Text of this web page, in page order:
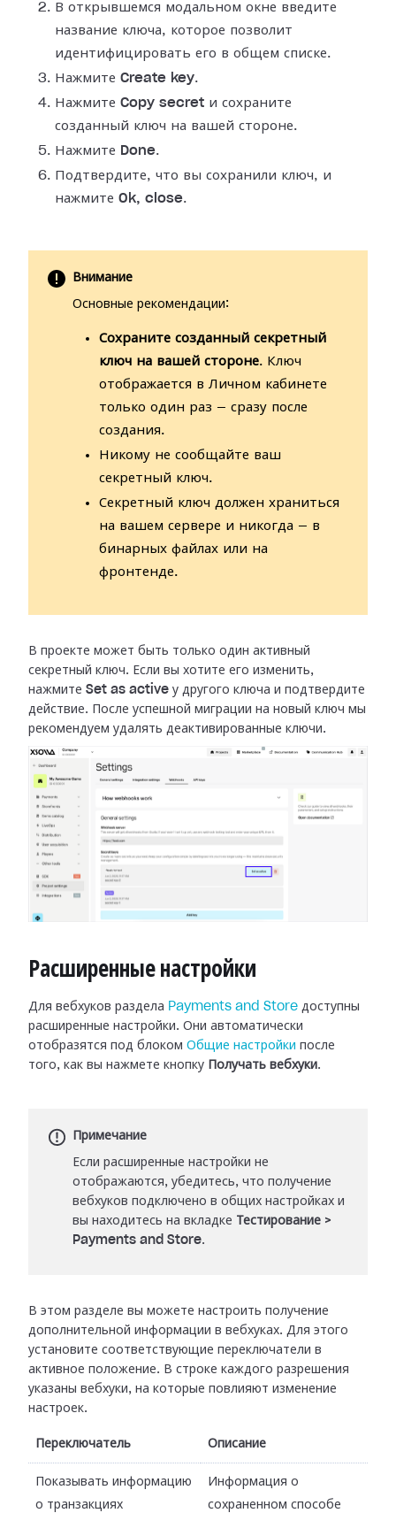
В открывшемся модальном окне введите
название ключа, которое позволит
идентифицировать его в общем списке.
Нажмите Create key.
Нажмите Copy secret и сохраните
созданный ключ на вашей стороне.
Нажмите Done.
Подтвердите, что вы сохранили ключ, и
нажмите Ok, close.
Внимание
Основные рекомендации:
Сохраните созданный секретный
ключ на вашей стороне. Ключ
отображается в Личном кабинете
только один раз — сразу после
создания.
Никому не сообщайте ваш
секретный ключ.
Секретный ключ должен храниться
на вашем сервере и никогда — в
бинарных файлах или на
фронтенде.
В проекте может быть только один активный
секретный ключ. Если вы хотите его изменить,
нажмите Set as active у другого ключа и подтвердите
действие.
После успешной миграции на новый ключ мы
рекомендуем удалять деактивированные ключи.
Расширенные настройки
Для вебхуков раздела Payments and Store доступны
расширенные настройки. Они автоматически
отобразятся под блоком Общие настройки после
того, как вы нажмете кнопку
Получать вебхуки.
Примечание
Если расширенные настройки не
отображаются, убедитесь, что получение
вебхуков подключено в общих настройках и
вы находитесь на вкладке
Тестирование >
Payments and Store.
В этом разделе вы можете настроить получение
дополнительной информации в вебхуках. Для этого
установите соответствующие переключатели в
активное положение. В строке каждого разрешения
указаны вебхуки, на которые повлияют изменение
настроек.
Переключатель Описание
Показывать информацию
о транзакциях
Информация о
сохраненном способе